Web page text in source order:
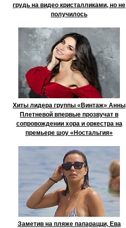
грудь на видео кристалликами, но не
получилось
Хиты лидера группы «Винтаж» Анны
Плетневой впервые прозвучат в
сопровождении хора и оркестра на
премьере шоу «Ностальгия»
Заметив на пляже папарацци, Ева